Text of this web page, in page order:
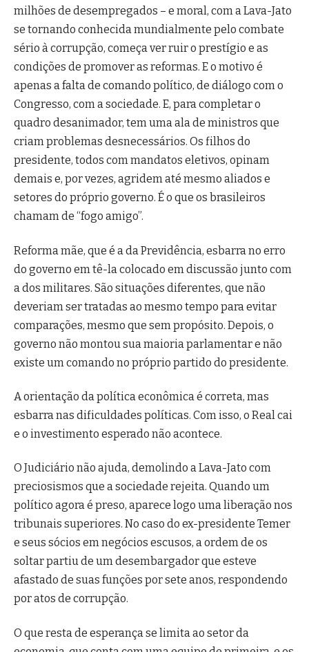
milhões de desempregados – e moral, com a Lava-Jato
se tornando conhecida mundialmente pelo combate
sério à corrupção, começa ver ruir o prestígio e as
condições de promover as reformas. E o motivo é
apenas a falta de comando político, de diálogo com o
Congresso, com a sociedade. E, para completar o
quadro desanimador, tem uma ala de ministros que
criam problemas desnecessários. Os filhos do
presidente, todos com mandatos eletivos, opinam
demais e, por vezes, agridem até mesmo aliados e
setores do próprio governo. É o que os brasileiros
chamam de “fogo amigo”.
Reforma mãe, que é a da Previdência, esbarra no erro
do governo em tê-la colocado em discussão junto com
a dos militares. São situações diferentes, que não
deveriam ser tratadas ao mesmo tempo para evitar
comparações, mesmo que sem propósito. Depois, o
governo não montou sua maioria parlamentar e não
existe um comando no próprio partido do presidente.
A orientação da política econômica é correta, mas
esbarra nas dificuldades políticas. Com isso, o Real cai
e o investimento esperado não acontece.
O Judiciário não ajuda, demolindo a Lava-Jato com
preciosismos que a sociedade rejeita. Quando um
político agora é preso, aparece logo uma liberação nos
tribunais superiores. No caso do ex-presidente Temer
e seus sócios em negócios escusos, a ordem de os
soltar partiu de um desembargador que esteve
afastado de suas funções por sete anos, respondendo
por atos de corrupção.
O que resta de esperança se limita ao setor da